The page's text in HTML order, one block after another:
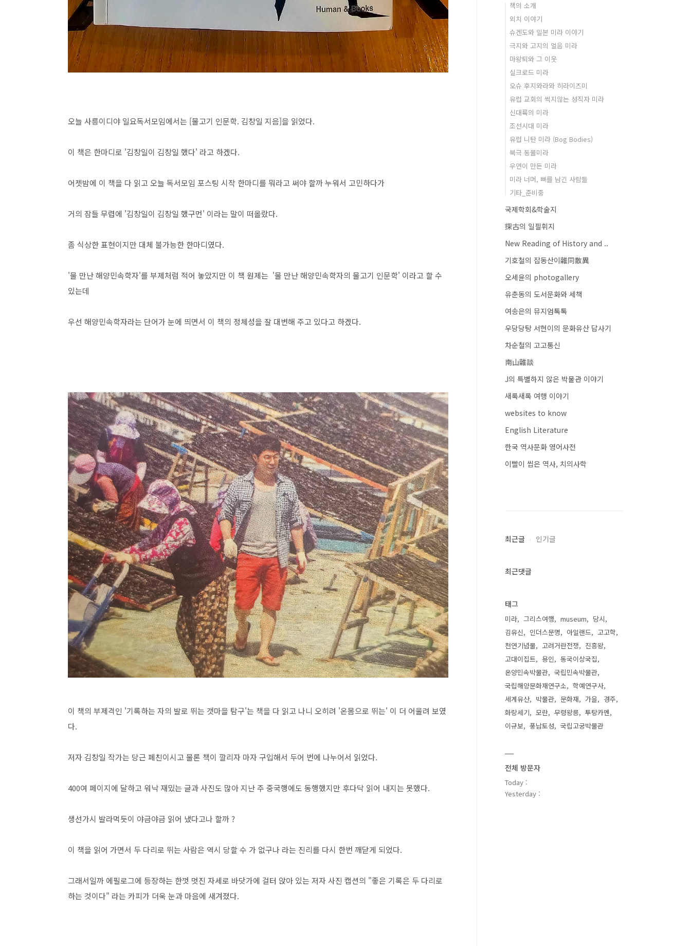
오늘 사릉이디야 일요독서모임에서는 [물고기 인문학. 김창일 지음]을 읽었다.
이 책은 한마디로 '김창일이 김창일 했다' 라고 하겠다.
어젯밤에 이 책을 다 읽고 오늘 독서모임 포스팅 시작 한마디를 뭐라고 써야 할까 누워서 고민하다가
거의 잠들 무렵에 '김창일이 김창일 했구먼' 이라는 말이 떠올랐다.
좀 식상한 표현이지만 대체 불가능한 한마디였다.
'물 만난 해양민속학자'를 부제처럼 적어 놓았지만 이 책 원제는 '물 만난 해양민속학자의 물고기 인문학' 이라고 할 수
있는데
우선 해양민속학자라는 단어가 눈에 띄면서 이 책의 정체성을 잘 대변해 주고 있다고 하겠다.
이 책의 부제격인 '기록하는 자의 발로 뛰는 갯마을 탐구'는 책을 다 읽고 나니 오히려 '온몸으로 뛰는' 이 더 어울려 보였
다.
저자 김창일 작가는 당근 페친이시고 물론 책이 깔리자 마자 구입해서 두어 번에 나누어서 읽었다.
400여 페이지에 달하고 워낙 재밌는 글과 사진도 많아 지난 주 중국행에도 동행했지만 후다닥 읽어 내지는 못했다.
생선가시 발라먹듯이 야금야금 읽어 냈다고나 할까 ?
이 책을 읽어 가면서 두 다리로 뛰는 사람은 역시 당할 수 가 없구나 라는 진리를 다시 한번 깨닫게 되었다.
그래서일까 에필로그에 등장하는 한껏 멋진 자세로 바닷가에 걸터 앉아 있는 저자 사진 캡션의 "좋은 기록은 두 다리로
하는 것이다" 라는 카피가 더욱 눈과 마음에 새겨졌다.
책의 소개
외치 이야기
슈겐도와 일본 미라 이야기
극지와 고지의 얼음 미라
마왕퇴와 그 이웃
실크로드 미라
오슈 후지와라와 히라이즈미
유럽 교회의 썩지않는 성직자 미라
신대륙의 미라
조선시대 미라
유럽 니탄 미라 (Bog Bodies)
북극 동물미라
우연이 만든 미라
미라 너머, 뼈를 남긴 사람들
기타_준비중
국제학회&학술지
探古의 일필휘지
New Reading of History and ..
기호철의 잡동산이雜同散異
오세윤의 photogallery
유춘동의 도서문화와 세책
여송은의 뮤지엄톡톡
우당당탕 서현이의 문화유산 답사기
차순철의 고고통신
南山雜談
J의 특별하지 않은 박물관 이야기
새록새록 여행 이야기
websites to know
English Literature
한국 역사문화 영어사전
이빨이 씹은 역사, 치의사학
최근글 인기글
최근댓글
태그
미라 그리스여행 museum
당시
김유신
인더스문명 아일랜드
고고학
천연기념물
고려거란전쟁
진흥왕
고대이집트
용인
동국이상국집
온양민속박물관
국립민속박물관
국립해양문화재연구소
학예연구사
세계유산
박물관 문화재 가을
경주
화랑세기
모란 무령왕릉
투탕카멘
이규보
풍납토성 국립고궁박물관
전체 방문자
Today :
Yesterday :